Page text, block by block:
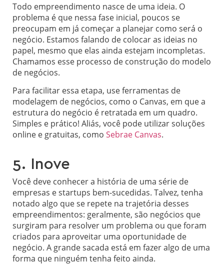
Todo empreendimento nasce de uma ideia. O
problema é que nessa fase inicial, poucos se
preocupam em já começar a planejar como será o
negócio. Estamos falando de colocar as ideias no
papel, mesmo que elas ainda estejam incompletas.
Chamamos esse processo de construção do modelo
de negócios.
Para facilitar essa etapa, use ferramentas de
modelagem de negócios, como o Canvas, em que a
estrutura do negócio é retratada em um quadro.
Simples e prático! Aliás, você pode utilizar soluções
online e gratuitas, como Sebrae Canvas.
5. Inove
Você deve conhecer a história de uma série de
empresas e startups bem-sucedidas. Talvez, tenha
notado algo que se repete na trajetória desses
empreendimentos: geralmente, são negócios que
surgiram para resolver um problema ou que foram
criados para aproveitar uma oportunidade de
negócio. A grande sacada está em fazer algo de uma
forma que ninguém tenha feito ainda.